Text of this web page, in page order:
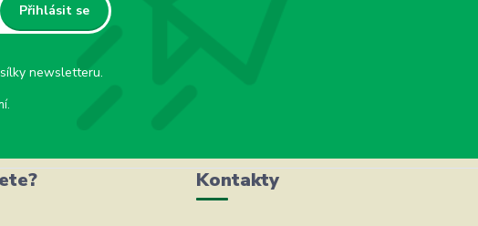
Přihlásit se
newsletteru.
Kontakty